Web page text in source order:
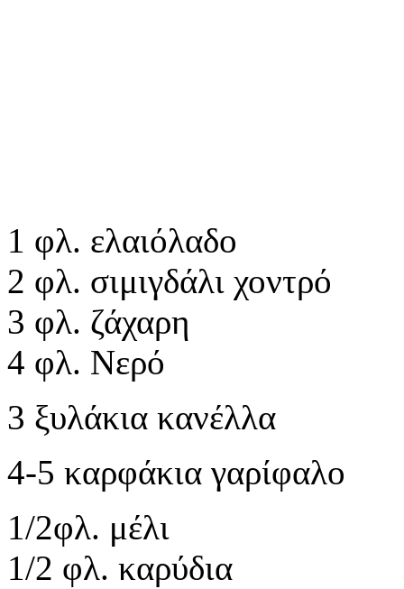
1 φλ. ελαιόλαδο
2 φλ. σιμιγδάλι χοντρό
3 φλ. ζάχαρη
4 φλ. Νερό
3 ξυλάκια κανέλλα
4-5 καρφάκια γαρίφαλο
1/2φλ. μέλι
1/2 φλ. καρύδια